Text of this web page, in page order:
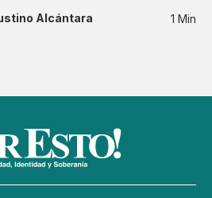
Alcántara 1 Min